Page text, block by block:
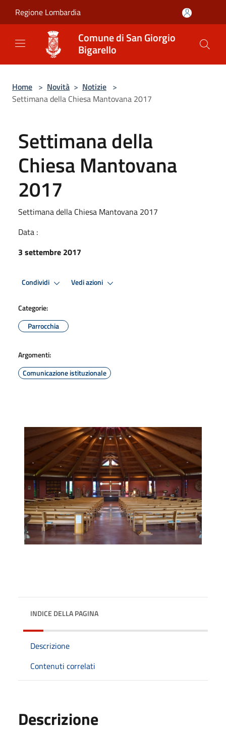
Regione Lombardia
Comune di San Giorgio
Bigarello
Home > Novità > Notizie >
Settimana della Chiesa Mantovana 2017
Settimana della
Chiesa Mantovana
2017
Settimana della Chiesa Mantovana 2017
Data :
3 settembre 2017
Condividi Vedi azioni
Categorie:
Parrocchia
Argomenti:
Comunicazione istituzionale
INDICE DELLA PAGINA
Descrizione
Contenuti correlati
Descrizione